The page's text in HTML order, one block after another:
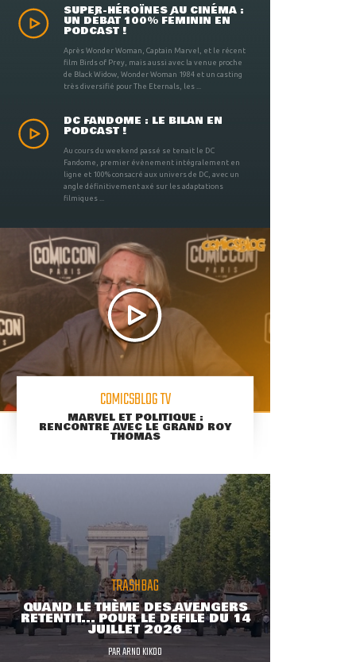
SUPER-HÉROÏNES AU CINÉMA :
UN DÉBAT 100% FÉMININ EN
PODCAST !
Après Wonder Woman, Captain Marvel, et le récent
film Birds of Prey, mais aussi avec la venue proche
de Black Widow, Wonder Woman 1984 et un casting
très diversifié pour The Eternals, les ...
DC FANDOME : LE BILAN EN
PODCAST !
Au cours du weekend passé se tenait le DC
Fandome, premier évènement intégralement en
ligne et 100% consacré aux univers de DC, avec un
angle définitivement axé sur les adaptations
filmiques ...
COMICSBLOG TV
MARVEL ET POLITIQUE :
RENCONTRE AVEC LE GRAND ROY
THOMAS
TRASHBAG
QUAND LE THÈME DES AVENGERS
RETENTIT... POUR LE DÉFILÉ DU 14
JUILLET 2026
PARARNO KIKOO